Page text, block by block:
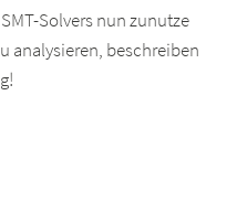
Solvers nun zunutze
analysieren, beschreiben